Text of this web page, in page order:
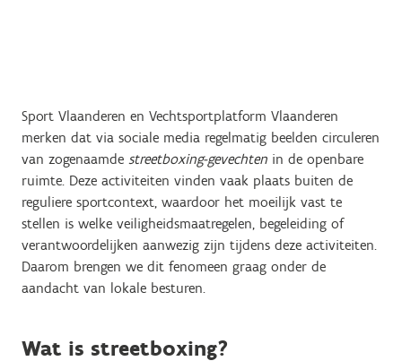
Sport Vlaanderen en Vechtsportplatform Vlaanderen
merken dat via sociale media regelmatig beelden circuleren
van zogenaamde streetboxing-gevechten in de openbare
ruimte. Deze activiteiten vinden vaak plaats buiten de
reguliere sportcontext, waardoor het moeilijk vast te
stellen is welke veiligheidsmaatregelen, begeleiding of
verantwoordelijken aanwezig zijn tijdens deze activiteiten.
Daarom brengen we dit fenomeen graag onder de
aandacht van lokale besturen.
Wat is streetboxing?